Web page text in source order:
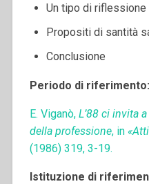
Un tipo di riflessione
Propositi di santità
Conclusione
Periodo di
E. Viganò, L’88 ci invita
della professione, in
(1986) 319, 3-19.
Istituzione di